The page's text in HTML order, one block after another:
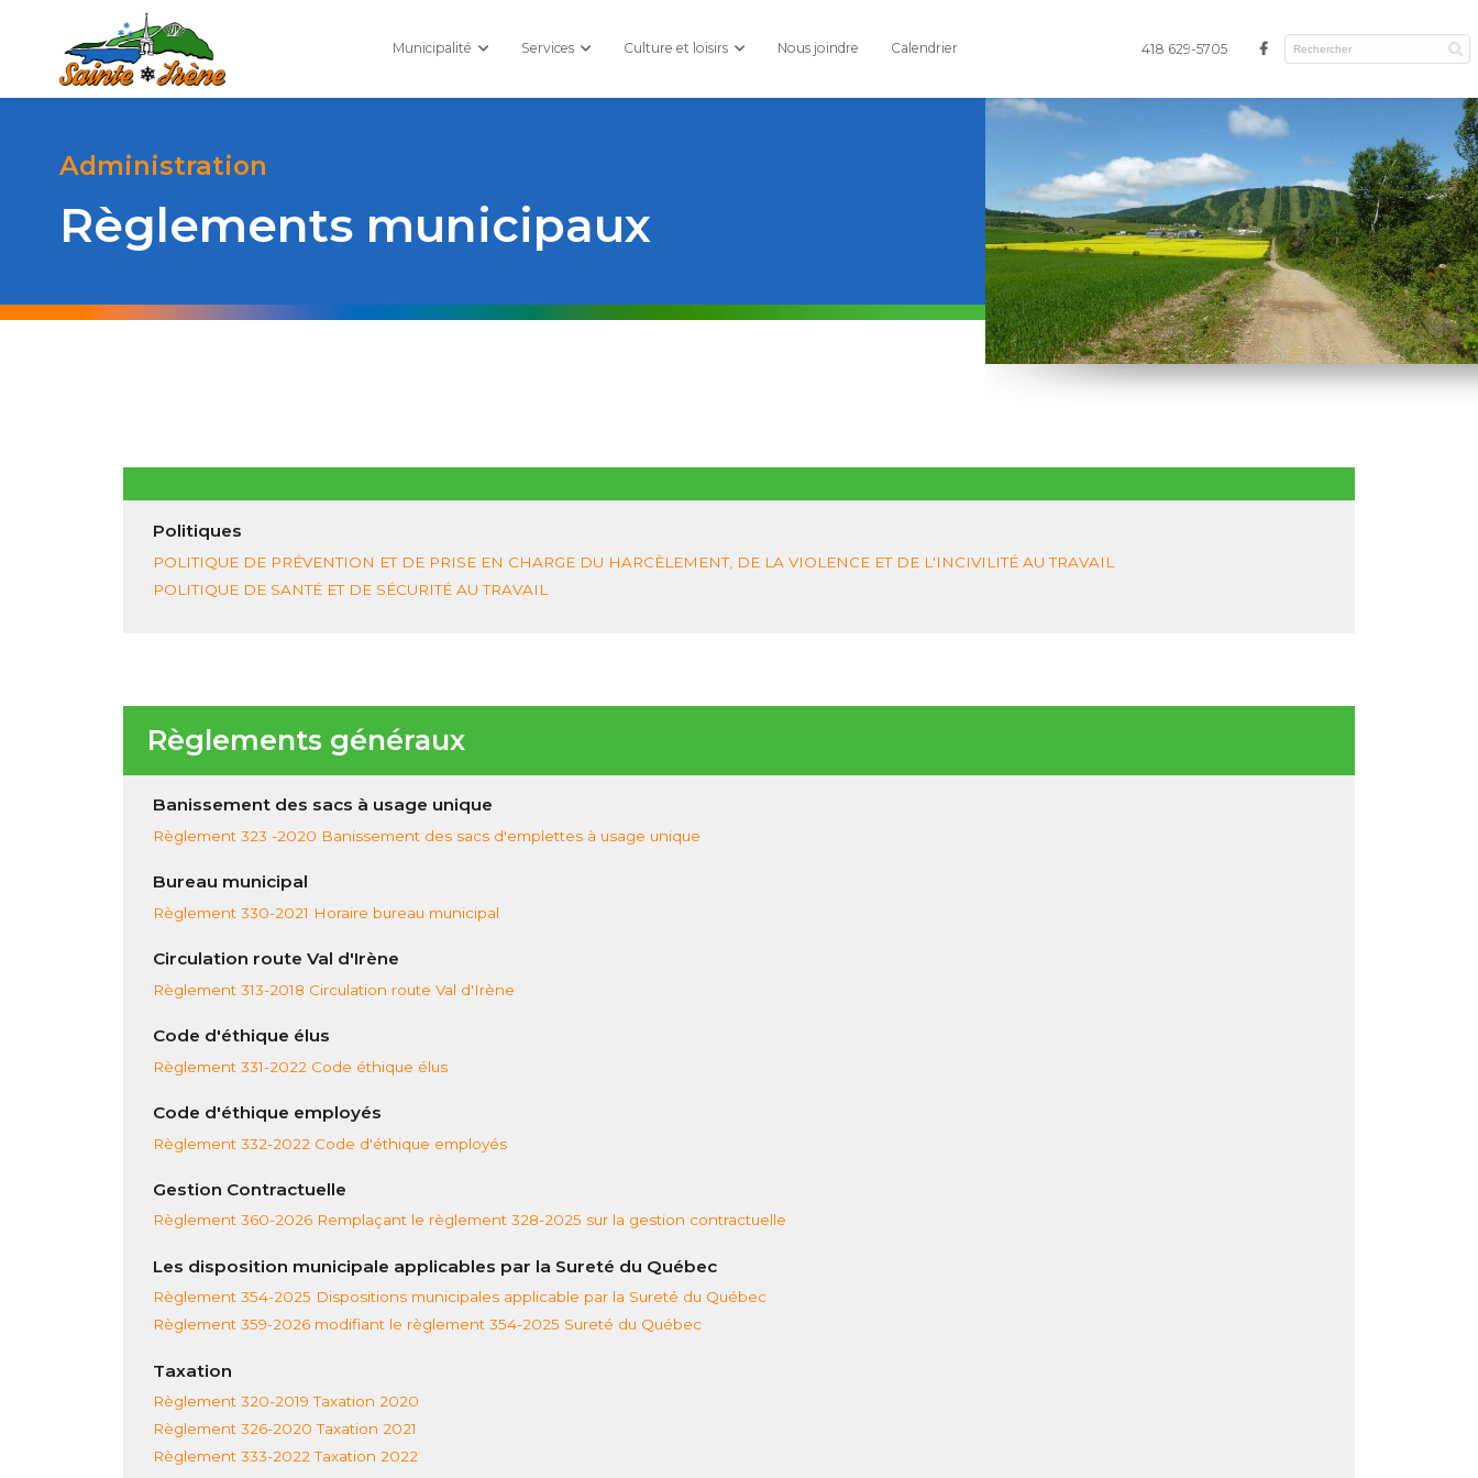
Municipalité Services Culture et loisirs Nous joindre Calendrier 418 629-5705
Administration
Règlements municipaux
Politiques
POLITIQUE DE PRÉVENTION ET DE PRISE EN CHARGE DU HARCÈLEMENT, DE LA VIOLENCE ET DE L'INCIVILITÉ AU TRAVAIL
POLITIQUE DE SANTÉ ET DE SÉCURITÉ AU TRAVAIL
Règlements généraux
Banissement des sacs à usage unique
Règlement 323 -2020 Banissement des sacs d'emplettes à usage unique
Bureau municipal
Règlement 330-2021 Horaire bureau municipal
Circulation route Val d'Irène
Règlement 313-2018 Circulation route Val d'Irène
Code d'éthique élus
Règlement 331-2022 Code éthique élus
Code d'éthique employés
Règlement 332-2022 Code d'éthique employés
Gestion Contractuelle
Règlement 360-2026 Remplaçant le règlement 328-2025 sur la gestion contractuelle
Les disposition municipale applicables par la Sureté du Québec
Règlement 354-2025 Dispositions municipales applicable par la Sureté du Québec
Règlement 359-2026 modifiant le règlement 354-2025 Sureté du Québec
Taxation
Règlement 320-2019 Taxation 2020
Règlement 326-2020 Taxation 2021
Règlement 333-2022 Taxation 2022